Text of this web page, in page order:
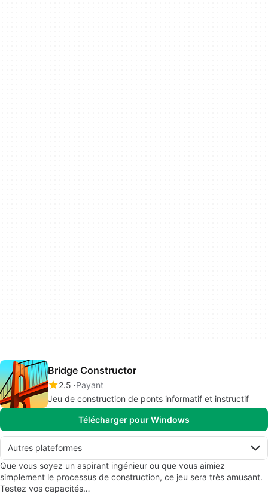
Bridge Constructor
2.5 Payant
Jeu de construction de ponts informatif et instructif
Télécharger pour Windows
Autres plateformes
Que vous soyez un aspirant ingénieur ou que vous aimiez
simplement le processus de construction, ce jeu sera très amusant.
Testez vos capacités…